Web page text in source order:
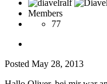
Members
77
Posted May 28, 2013